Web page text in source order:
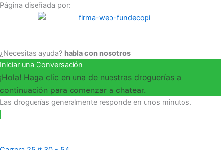
Página diseñada por:
¿Necesitas ayuda? habla con nosotros
Iniciar una Conversación
¡Hola! Haga clic en una de nuestras droguerías a
continuación para comenzar a chatear.
Las droguerías generalmente responde en unos minutos.